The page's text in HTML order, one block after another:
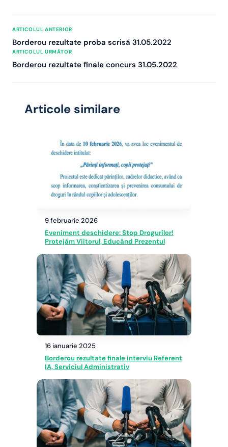
ARTICOLUL ANTERIOR
Borderou rezultate proba scrisă 31.05.2022
ARTICOLUL URMĂTOR
Borderou rezultate finale concurs 31.05.2022
Articole similare
9 februarie 2026
Eveniment deschidere: Stop Drogurilor!
Protejăm Viitorul, Educând Prezentul
16 ianuarie 2025
Borderou rezultate finale interviu Referent
IA, Serviciul Administrativ